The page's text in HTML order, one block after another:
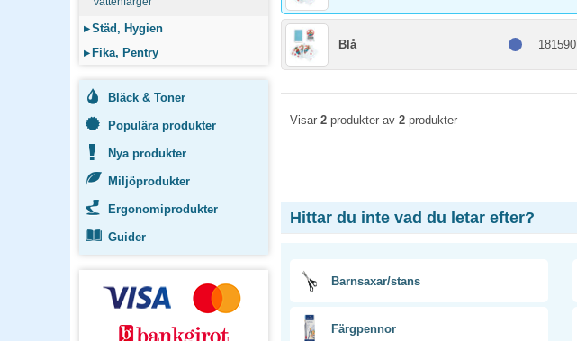
▸Städ, Hygien
▸ Fika, Pentry
Bläck & Toner
Populära produkter
Nya produkter
Miljöprodukter
Ergonomiprodukter
Guider
Blå 181590
Visar 2 produkter av 2 produkter
Hittar du inte vad du letar efter?
Barnsaxar/stans
Färgpennor